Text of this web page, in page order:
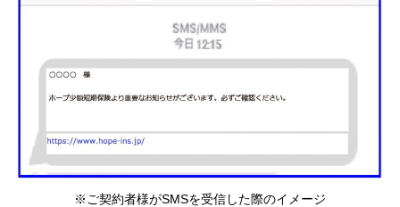
※ご契約者様がSMSを受信した際のイメージ